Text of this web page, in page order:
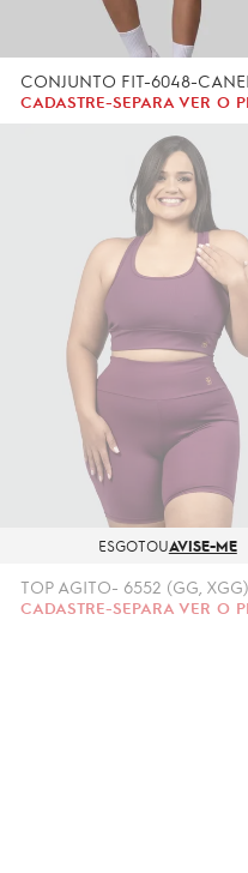
CADASTRE-SEPARA VER O
ESGOTOUAVISE-ME
TOP AGITO- 6552 (GG, XGG)
CADASTRE-SEPARA VER O